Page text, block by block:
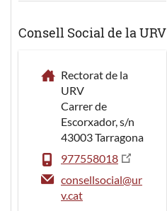
Consell Social de la URV
Rectorat de la
URV
Carrer de
Escorxador, s/n
43003 Tarragona
977558018
consellsocial@ur
v.cat